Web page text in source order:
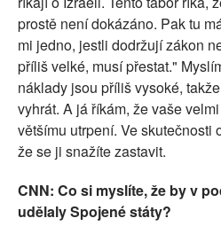
prostě není dokázáno. Pak tu
mi jedno, jestli dodržují zákon
příliš velké, musí přestat."
náklady jsou příliš vysoké,
vyhrát. A já říkám, že vaše
většímu utrpení. Ve skutečnosti
že se ji snažíte zastavit.
CNN: Co si myslíte, že by v
udělaly Spojené státy?